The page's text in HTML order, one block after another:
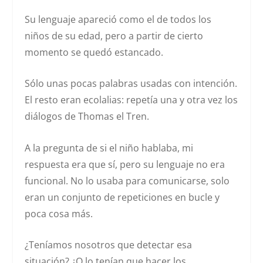
Su lenguaje apareció como el de todos los
niños de su edad, pero a partir de cierto
momento se quedó estancado.
Sólo unas pocas palabras usadas con intención.
El resto eran ecolalias: repetía una y otra vez los
diálogos de Thomas el Tren.
A la pregunta de si el niño hablaba, mi
respuesta era que sí, pero su lenguaje no era
funcional. No lo usaba para comunicarse, solo
eran un conjunto de repeticiones en bucle y
poca cosa más.
¿Teníamos nosotros que detectar esa